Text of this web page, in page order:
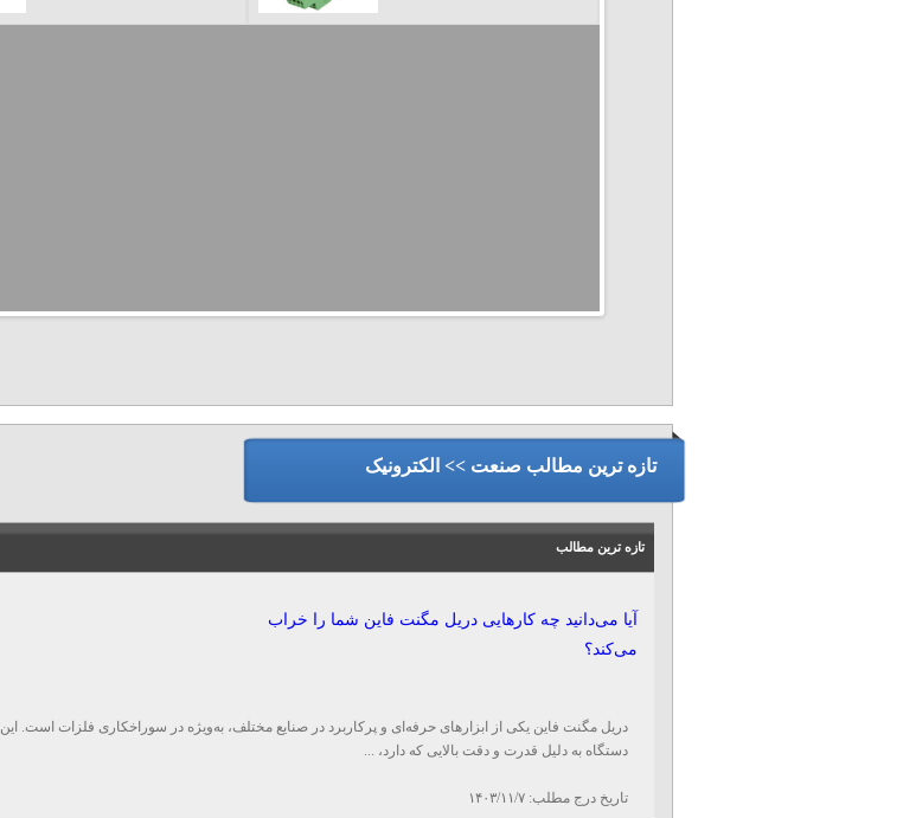
تازه ترین مطالب صنعت >> الکترونیک
تازه ترین مطالب
آیا می‌دانید چه کارهایی دریل مگنت فاین شما را خراب
می‌کند؟
دریل مگنت فاین یکی از ابزارهای حرفه‌ای و پرکاربرد در صنایع مختلف، به‌ویژه در سوراخکاری فلزات است. این
دستگاه به دلیل قدرت و دقت بالایی که دارد، ...
تاریخ درج مطلب:۱۴۰۳/۱۱/۷